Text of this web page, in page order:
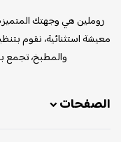
روملين هي وجهتك
معيشة استثنائية، نقوم
والمطبخ، تجمع
الصفحات